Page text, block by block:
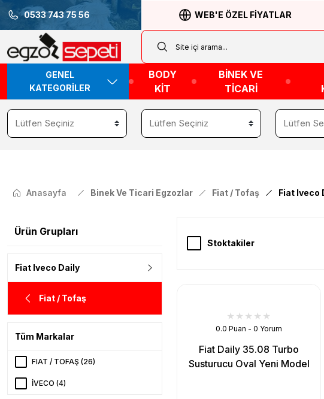
0533 743 75 56 WEB'E ÖZEL FİYATLAR
GENEL
KATEGORİLER
BODY
KİT
BİNEK VE
TİCARİ
Anasayfa Binek Ve Ticari Egzozlar Fiat / Tofaş Fiat Iveco
Ürün Grupları
Fiat Iveco Daily
Fiat / Tofaş
Tüm Markalar
FIAT / TOFAŞ (26)
İVECO (4)
Stoktakiler
0.0 Puan - 0 Yorum
Fiat Daily 35.08 Turbo
Susturucu Oval Yeni Model